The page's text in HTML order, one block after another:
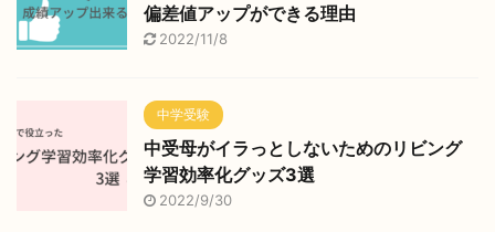
偏差値アップができる理由
2022/11/8
中学受験
中受母がイラっとしないためのリビング
学習効率化グッズ3選
2022/9/30